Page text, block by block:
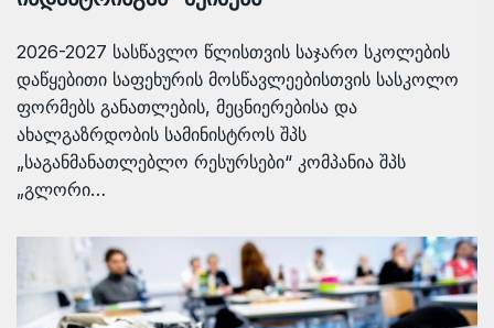
2026-2027 სასწავლო წლისთვის საჯარო სკოლების
დაწყებითი საფეხურის მოსწავლეებისთვის სასკოლო
ფორმებს განათლების, მეცნიერებისა და
ახალგაზრდობის სამინისტროს შპს
„საგანმანათლებლო რესურსები“ კომპანია შპს
„გლორი…